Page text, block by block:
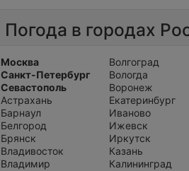
Погода в городах
Москва
Санкт-Петербург
Севастополь
Астрахань
Барнаул
Белгород
Брянск
Владивосток
Владимир
Волгоград
Вологда
Воронеж
Екатеринбург
Иваново
Ижевск
Иркутск
Казань
Калининград